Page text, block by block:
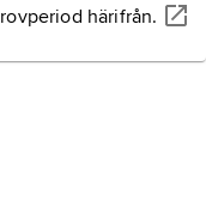
härifrån.